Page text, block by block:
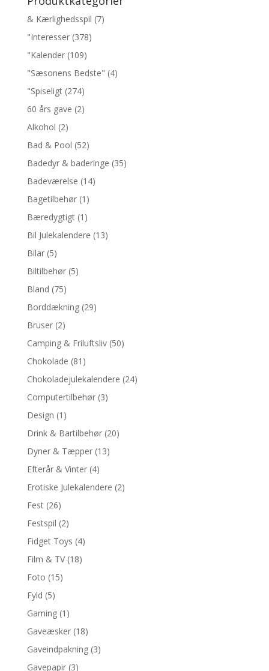
& Kærlighedsspil (7)
"Interesser (378)
"Kalender (109)
"Sæsonens Bedste" (4)
"Spiseligt (274)
60 års gave (2)
Alkohol (2)
Bad & Pool (52)
Badedyr & baderinge (35)
Badeværelse (14)
Bagetilbehør (1)
Bæredygtigt (1)
Bil Julekalendere (13)
Bilar (5)
Biltilbehør (5)
Bland (75)
Borddækning (29)
Bruser (2)
Camping & Friluftsliv (50)
Chokolade (81)
Chokoladejulekalendere (24)
Computertilbehør (3)
Design (1)
Drink & Bartilbehør (20)
Dyner & Tæpper (13)
Efterår & Vinter (4)
Erotiske Julekalendere (2)
Fest (26)
Festspil (2)
Fidget Toys (4)
Film & TV (18)
Foto (15)
Fyld (5)
Gaming (1)
Gaveæsker (18)
Gaveindpakning (3)
Gavepapir (3)